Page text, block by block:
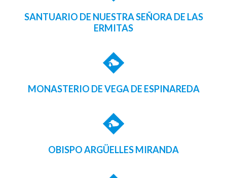
SANTUARIO DE NUESTRA SEÑORA DE LAS
ERMITAS
MONASTERIO DE VEGA DE ESPINAREDA
OBISPO ARGÜELLES MIRANDA